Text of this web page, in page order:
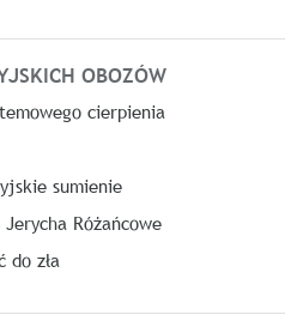
OBOZÓW
cierpienia
sumienie
Różańcowe
do zła